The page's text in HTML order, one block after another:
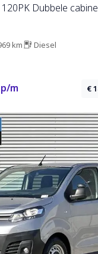
Dubbele
km Diesel
p/m €